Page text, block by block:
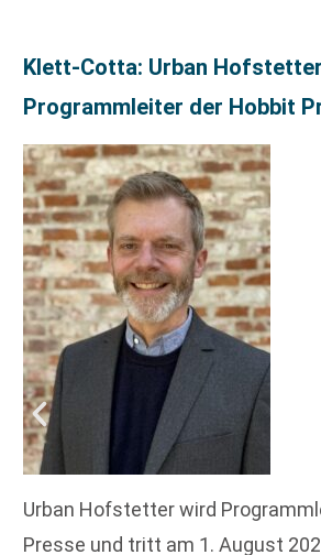
Klett-Cotta: Urban
Programmleiter der Hobbit
Urban Hofstetter wird
Presse und tritt am 1. August